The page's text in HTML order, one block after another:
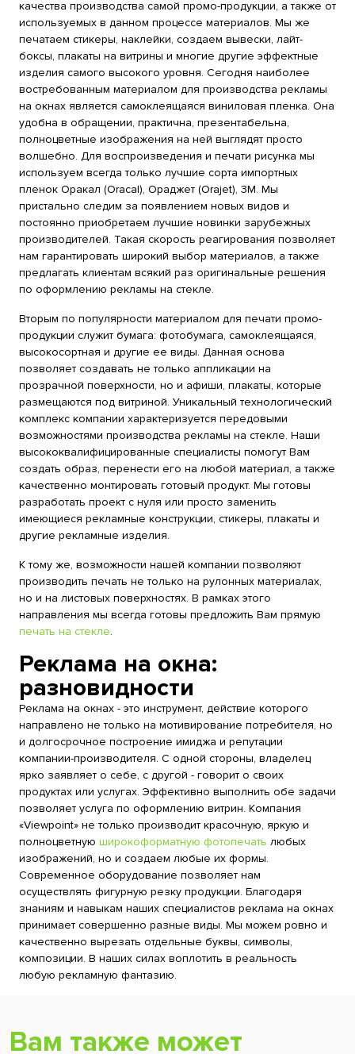
качества производства самой промо-продукции, а также от
используемых в данном процессе материалов. Мы же
печатаем стикеры, наклейки, создаем вывески, лайт-
боксы, плакаты на витрины и многие другие эффектные
изделия самого высокого уровня. Сегодня наиболее
востребованным материалом для производства рекламы
на окнах является самоклеящаяся виниловая пленка. Она
удобна в обращении, практична, презентабельна,
полноцветные изображения на ней выглядят просто
волшебно. Для воспроизведения и печати рисунка мы
используем всегда только лучшие сорта импортных
пленок Оракал (Oracal), Орaджет (Orajet), 3М. Мы
пристально следим за появлением новых видов и
постоянно приобретаем лучшие новинки зарубежных
производителей. Такая скорость реагирования позволяет
нам гарантировать широкий выбор материалов, а также
предлагать клиентам всякий раз оригинальные решения
по оформлению рекламы на стекле.
Вторым по популярности материалом для печати промо-
продукции служит бумага: фотобумага, самоклеящаяся,
высокосортная и другие ее виды. Данная основа
позволяет создавать не только аппликации на
прозрачной поверхности, но и афиши, плакаты, которые
размещаются под витриной. Уникальный технологический
комплекс компании характеризуется передовыми
возможностями производства рекламы на стекле. Наши
высококвалифицированные специалисты помогут Вам
создать образ, перенести его на любой материал, а также
качественно монтировать готовый продукт. Мы готовы
разработать проект с нуля или просто заменить
имеющиеся рекламные конструкции, стикеры, плакаты и
другие рекламные изделия.
К тому же, возможности нашей компании позволяют
производить печать не только на рулонных материалах,
но и на листовых поверхностях. В рамках этого
направления мы всегда готовы предложить Вам прямую
печать на стекле.
Реклама на окна:
разновидности
Реклама на окнах - это инструмент, действие которого
направлено не только на мотивирование потребителя, но
и долгосрочное построение имиджа и репутации
компании-производителя. С одной стороны, владелец
ярко заявляет о себе, с другой - говорит о своих
продуктах или услугах. Эффективно выполнить обе задачи
позволяет услуга по оформлению витрин. Компания
«Viewpoint» не только производит красочную, яркую и
полноцветную широкоформатную фотопечать любых
изображений, но и создаем любые их формы.
Современное оборудование позволяет нам
осуществлять фигурную резку продукции. Благодаря
знаниям и навыкам наших специалистов реклама на окнах
принимает совершенно разные виды. Мы можем ровно и
качественно вырезать отдельные буквы, символы,
композиции. В наших силах воплотить в реальность
любую рекламную фантазию.
Вам также может